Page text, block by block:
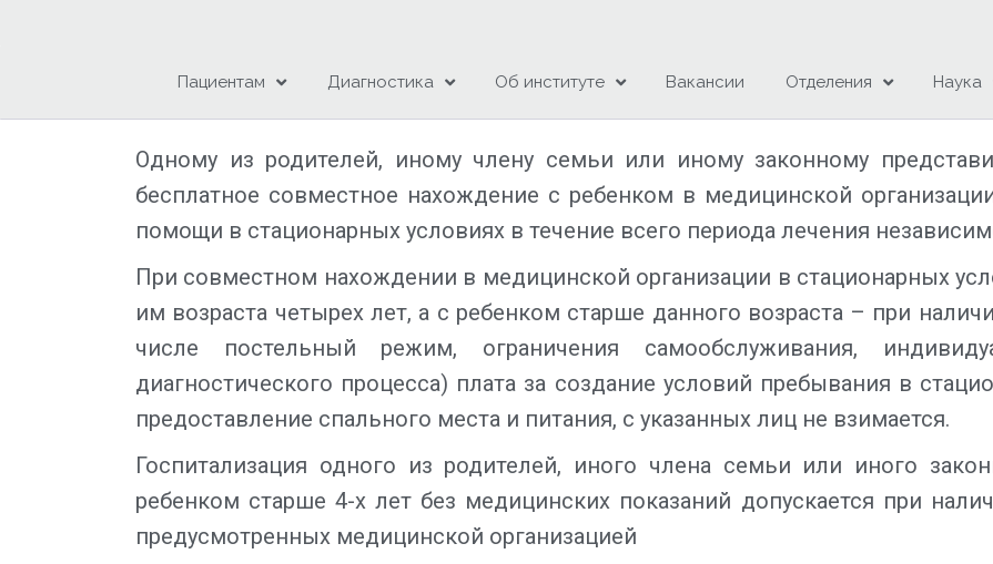
Пациентам Диагностика Об институте Вакансии Отделения Наука
Одному из родителей, иному члену семьи или иному законному
бесплатное совместное нахождение с ребенком в медицинской
помощи в стационарных условиях в течение всего периода лечения
При совместном нахождении в медицинской организации в стационарных
им возраста четырех лет, а с ребенком старше данного возраста – при
числе постельный режим, ограничения самообслуживания,
диагностического процесса) плата за создание условий пребывания в
предоставление спального места и питания, с указанных лиц не взимается.
Госпитализация одного из родителей, иного члена семьи или иного
ребенком старше 4-х лет без медицинских показаний допускается при
предусмотренных медицинской организацией